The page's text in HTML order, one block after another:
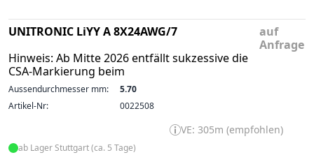
UNITRONIC LiYY A 8X24AWG/7
Hinweis: Ab Mitte 2026 entfällt sukzessive die
CSA-Markierung beim
auf
Anfrage
Aussendurchmesser mm:
5.70
Artikel-Nr:
0022508
VE: 305m (empfohlen)
ab Lager Stuttgart (ca. 5 Tage)